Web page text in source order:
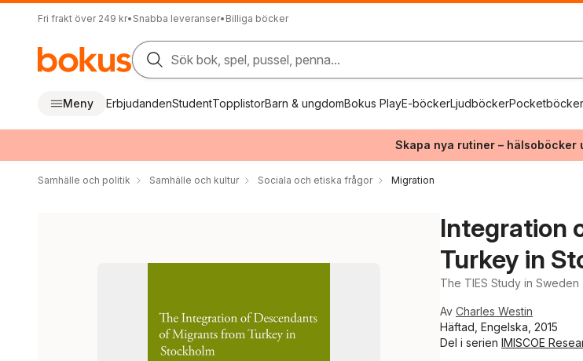
Fri frakt över 249 kr• Snabba leveranser• Billiga böcker
Sök bok, spel, pussel, penna...
Meny ErbjudandenStudentTopplistorBarn & ungdomBokus PlayE-böckerLjudböckerPocketböcker
Skapa nya rutiner – hälsoböcker
Samhälle och politik Samhälle och kultur Sociala och etiska frågor Migration
Integration
Turkey in
The TIES Study in Sweden
Av Charles Westin
Häftad, Engelska, 2015
Del i serien IMISCOE